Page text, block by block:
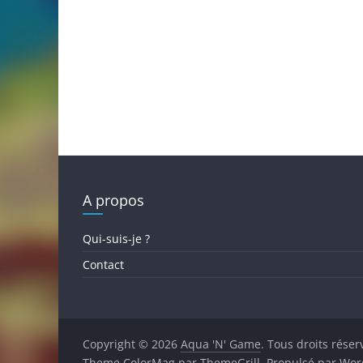
A propos
Qui-suis-je ?
Contact
Copyright © 2026 Aqua 'N' Game. Tous droits